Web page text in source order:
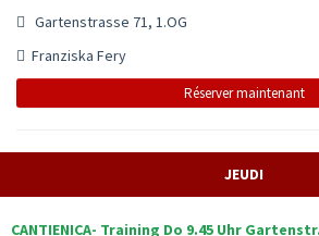
Gartenstrasse 71, 1.OG
Franziska Fery
Réserver maintenant
JEUDI
CANTIENICA- Training Do 9.45 Uhr